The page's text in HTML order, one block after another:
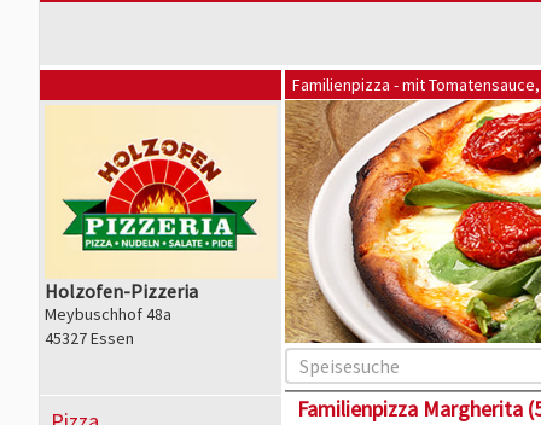
Holzofen-Pizzeria
Meybuschhof 48a
45327 Essen
Familienpizza - mit
Familienpizza Margherita